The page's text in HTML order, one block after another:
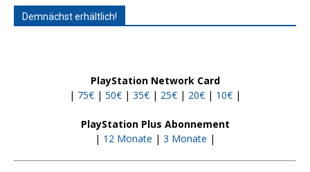
Demnächst erhältlich!
PlayStation Network Card
| 75€ | 50€ | 35€ | 25€ | 20€ | 10€ |
PlayStation Plus Abonnement
| 12 Monate | 3 Monate |